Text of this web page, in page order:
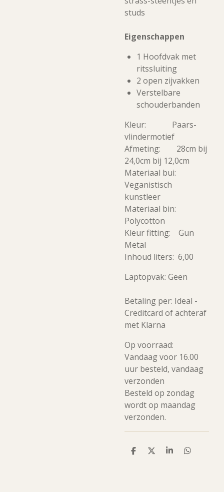
studs
Eigenschappen
1 Hoofdvak met
ritssluiting
2 open zijvakken
Verstelbare
schouderbanden
Kleur: Paars-
vlindermotief
Afmeting: 28cm bij
24,0cm bij 12,0cm
Materiaal bui:
Veganistisch
kunstleer
Materiaal bin:
Polycotton
Kleur fitting: Gun
Metal
Inhoud liters: 6,00
Laptopvak: Geen
Betaling per: Ideal -
Creditcard of achteraf
met Klarna
Op voorraad:
Vandaag voor 16.00
uur besteld, vandaag
verzonden
Besteld op zondag
wordt op maandag
verzonden.
D
D
S
D